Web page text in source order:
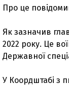
Про це
Як зазначив
2022 року. Це
Державної
У Коордштабі з